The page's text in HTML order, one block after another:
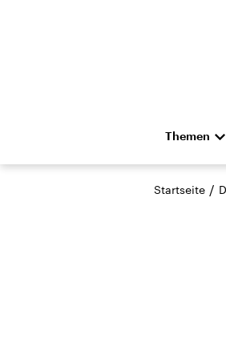
Themen
Die
Hörspiel
Anhalt
Startseite /